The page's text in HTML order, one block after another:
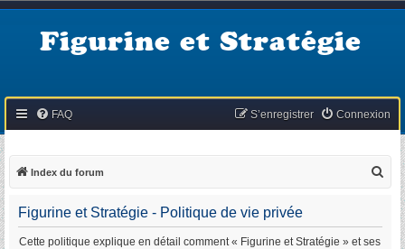
Figurine et Stratégie
FAQ Connexion
S’enregistrer
Index du forum
Figurine et Stratégie - Politique de vie privée
Cette politique explique en détail comment « Figurine et Stratégie » et ses